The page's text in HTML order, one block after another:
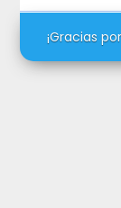
¡Gracias